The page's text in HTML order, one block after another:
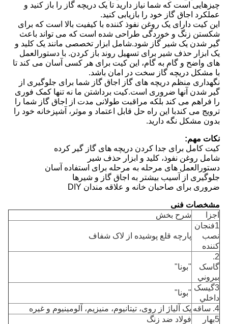
چیزهایی است که شما نیاز دارید تا یک دریچه گاز را باز کنید و
عملکرد اجاق گاز خود را بازیابی کنید.
این کیت دارای یک روغن نفوذ کننده با کیفیت بالا است که برای
شکستن زنگ و خوردگی طراحی شده است که می تواند باعث
گیر شدن یک شیر گاز شود.شامل ابزار تخصصی مانند یک کلید و
یک ابزار حذف شیر برای تسهیل روند باز کردن. با دستورالعمل
های واضح و گام به گام، این کیت برای هر کسی آسان می کند تا
با مشکل دریچه گاز سخت در امان باشد.
نگهداری منظم دریچه های گاز اجاق گاز شما برای جلوگیری از
گیر شدن آنها ضروری است.کیت برداشتن ما نه تنها کمک فوری
را فراهم می کند بلکه مراقبت طولانی مدت از اجاق گاز شما را
ترویج می کندبا این راه حل قابل اعتماد و موثر، آشپزخانه خود را
بدون مشکل نگه دارید.
نکات مهم:
کیت کامل برای جدا کردن دریچه های گاز گیر کرده
شامل روغن نفوذ، کلید و ابزار حذف شیر
دستورالعمل های مرحله به مرحله برای استفاده آسان
جلوگیری از آسیب بیشتر به اجاق گاز و شیرها
ضروری برای صاحبان خانه و علاقه مندان DIY
مشخصات فنی
اجزا
شرح بخش
1فنجان
نصب
کننده
پارچه قلع پوشیده از لاک شفاف
2.
گاسک
بيروني
"بونا"
3گيسک
داخلي
"بونا"
4. ساقه
یک آلیاژ از روی، تیتانیوم، منیزیم، آلومینیوم و غیره
5بهار
فولاد ضد زنگ